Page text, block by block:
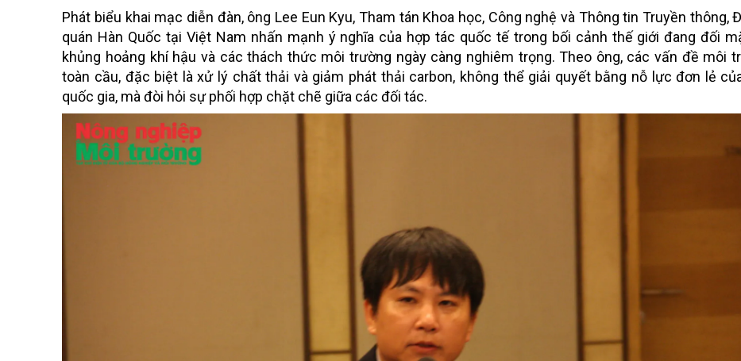
Phát biểu khai mạc diễn đàn, ông Lee Eun Kyu, Tham tán Khoa học, Công nghệ và Thông tin Truyền thông,
quán Hàn Quốc tại Việt Nam nhấn mạnh ý nghĩa của hợp tác quốc tế trong bối cảnh thế giới đang đối
khủng hoảng khí hậu và các thách thức môi trường ngày càng nghiêm trọng. Theo ông, các vấn đề môi
toàn cầu, đặc biệt là xử lý chất thải và giảm phát thải carbon, không thể giải quyết bằng nỗ lực đơn lẻ
quốc gia, mà đòi hỏi sự phối hợp chặt chẽ giữa các đối tác.